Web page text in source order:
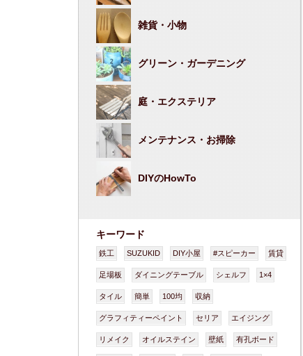
雑貨・小物
グリーン・ガーデニング
庭・エクステリア
メンテナンス・お掃除
DIYのHowTo
キーワード
鉄工 SUZUKID DIY小屋 #スピーカー 賃貸
足場板 ダイニングテーブル シェルフ 1×4
タイル 簡単 100均 収納
グラフィティーペイント セリア エイジング
リメイク オイルステイン 壁紙 有孔ボード